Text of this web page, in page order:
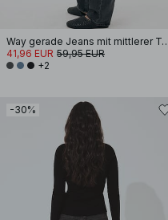
Way gerade Jeans
41,96 EUR 59,95 EUR
+2
-30%